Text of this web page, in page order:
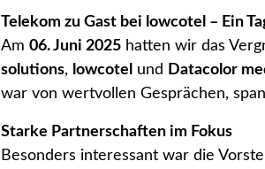
Telekom zu Gast bei lowcotel – Ein
Am 06. Juni 2025 hatten wir das
solutions, lowcotel und Datacolor
war von wertvollen Gesprächen,
Starke Partnerschaften im Fokus
Besonders interessant war die